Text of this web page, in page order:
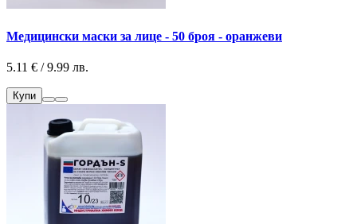
Медицински маски за лице - 50 броя - оранжеви
5.11 € / 9.99 лв.
Купи